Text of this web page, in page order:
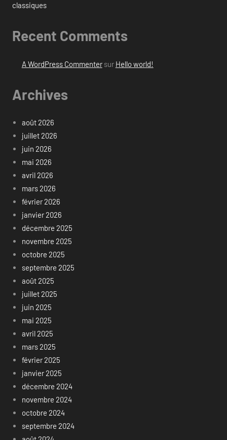
classiques
Recent Comments
A WordPress Commentersur Hello world!
Archives
août 2026
juillet 2026
juin 2026
mai 2026
avril 2026
mars 2026
février 2026
janvier 2026
décembre 2025
novembre 2025
octobre 2025
septembre 2025
août 2025
juillet 2025
juin 2025
mai 2025
avril 2025
mars 2025
février 2025
janvier 2025
décembre 2024
novembre 2024
octobre 2024
septembre 2024